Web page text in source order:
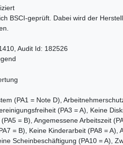
BSCI-geprüft. Dabei wird der
Audit Id: 182526
(PA1 = Note D),
(PA3 = A), Keine
= B), Angemessene Arbeitszeit
= B), Keine Kinderarbeit (PA8 = A),
Scheinbeschäftigung (PA10 = A),